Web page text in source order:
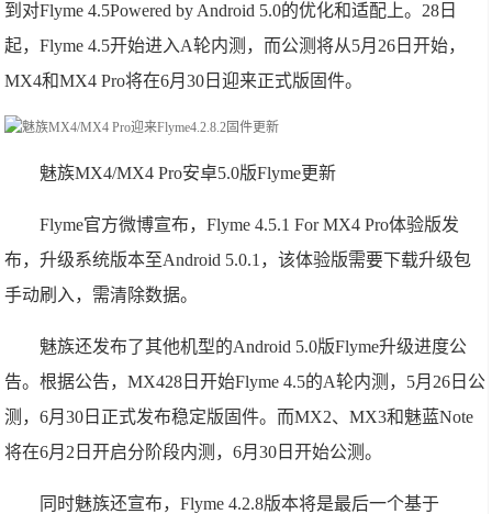
到对Flyme 4.5Powered by Android 5.0的优化和适配上。28日
起，Flyme 4.5开始进入A轮内测，而公测将从5月26日开始，
MX4和MX4 Pro将在6月30日迎来正式版固件。
魅族MX4/MX4 Pro安卓5.0版Flyme更新
Flyme官方微博宣布，Flyme 4.5.1 For MX4 Pro体验版发
布，升级系统版本至Android 5.0.1，该体验版需要下载升级包
手动刷入，需清除数据。
魅族还发布了其他机型的Android 5.0版Flyme升级进度公
告。根据公告，MX428日开始Flyme 4.5的A轮内测，5月26日公
测，6月30日正式发布稳定版固件。而MX2、MX3和魅蓝Note
将在6月2日开启分阶段内测，6月30日开始公测。
同时魅族还宣布，Flyme 4.2.8版本将是最后一个基于